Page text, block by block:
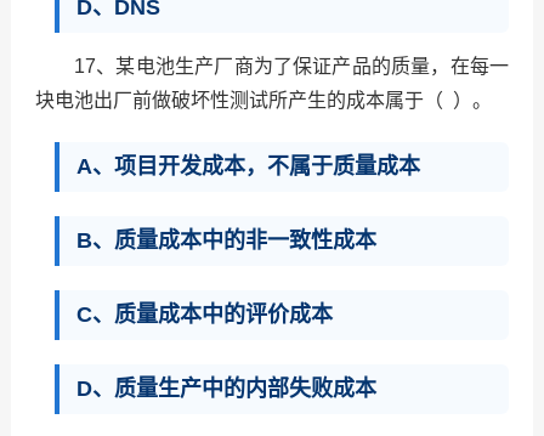
D、DNS
17、某电池生产厂商为了保证产品的质量，在每一
块电池出厂前做破坏性测试所产生的成本属于（ ）。
A、项目开发成本，不属于质量成本
B、质量成本中的非一致性成本
C、质量成本中的评价成本
D、质量生产中的内部失败成本